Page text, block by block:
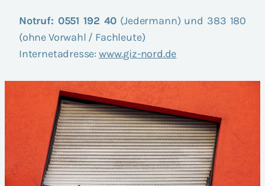
Not­ruf: 0551 192 40 (Jeder­mann) und 383 180
(ohne Vor­wahl / Fach­leu­te)
Inter­net­adres­se: www.giz-nord.de